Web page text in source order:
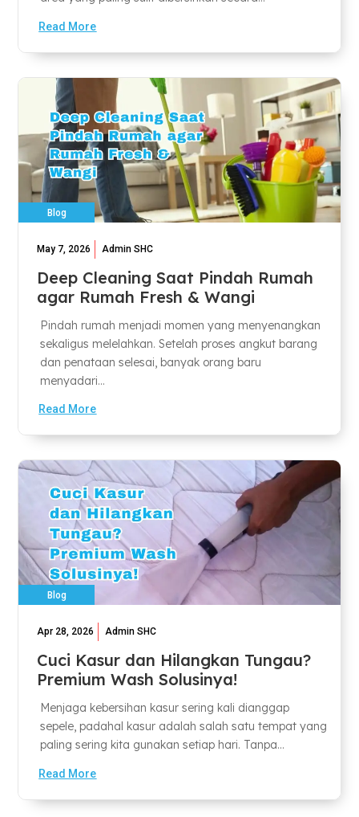
Read More
Blog
May 7, 2026 Admin SHC
Deep Cleaning Saat Pindah Rumah
agar Rumah Fresh & Wangi
Pindah rumah menjadi momen yang menyenangkan
sekaligus melelahkan. Setelah proses angkut barang
dan penataan selesai, banyak orang baru
menyadari...
Read More
Blog
Apr 28, 2026 Admin SHC
Cuci Kasur dan Hilangkan Tungau?
Premium Wash Solusinya!
Menjaga kebersihan kasur sering kali dianggap
sepele, padahal kasur adalah salah satu tempat yang
paling sering kita gunakan setiap hari. Tanpa...
Read More